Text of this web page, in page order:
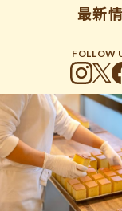
最新
FOLLOW